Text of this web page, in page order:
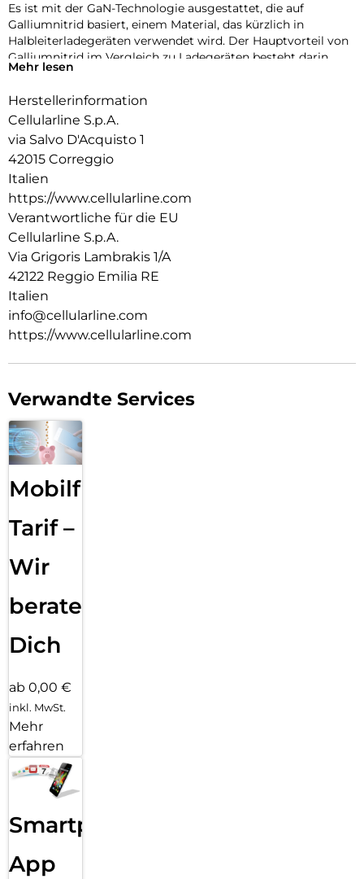
Es ist mit der GaN-Technologie ausgestattet, die auf
Galliumnitrid basiert, einem Material, das kürzlich in
Halbleiterladegeräten verwendet wird. Der Hauptvorteil von
Galliumnitrid im Vergleich zu Ladegeräten besteht darin,
dass es weniger Wärme erzeugt. Durch die reduzierte
beieinander platziert werden, wodurch die Gesamtgröße der
Ladegeräte reduziert wird.
Mehr lesen
Herstellerinformation
Cellularline S.p.A.
via Salvo D'Acquisto 1
42015 Correggio
Italien
https://www.cellularline.com
Verantwortliche für die EU
Cellularline S.p.A.
Via Grigoris Lambrakis 1/A
42122 Reggio Emilia RE
Italien
info@cellularline.com
https://www.cellularline.com
Verwandte Services
Mobilfunk
Tarif –
Wir
beraten
Dich
ab 0,00 €
inkl. MwSt.
Mehr
erfahren
Smartphone
App